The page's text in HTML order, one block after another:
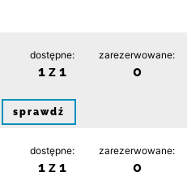
dostępne:
1 z 1
zarezerwowane:
0
sprawdź
dostępne:
1 z 1
zarezerwowane:
0